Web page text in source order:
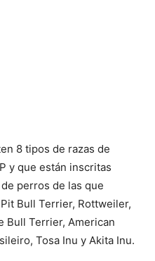
8 tipos de razas de
y que están inscritas
perros de las que
Bull Terrier, Rottweiler,
Bull Terrier, American
Tosa Inu y Akita Inu.